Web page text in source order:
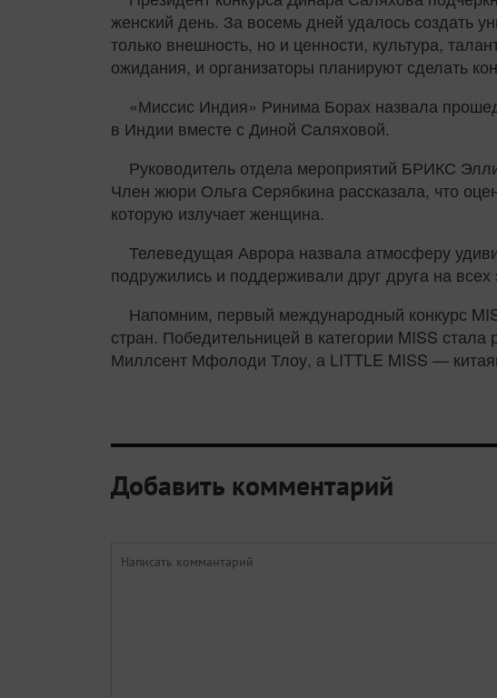
женский день. За восемь дней удалось создать
только внешность, но и ценности, культура,
ожидания, и организаторы планируют сделать
«Миссис Индия» Ринима Борах назвала
в Индии вместе с Диной Саляховой.
Руководитель отдела мероприятий БРИКС
Член жюри Ольга Серябкина рассказала, что
которую излучает женщина.
Телеведущая Аврора назвала атмосферу
подружились и поддерживали друг друга на
Напомним, первый международный конкурс
стран. Победительницей в категории MISS
Миллсент Мфолоди Тлоу, а LITTLE MISS —
Добавить комментарий